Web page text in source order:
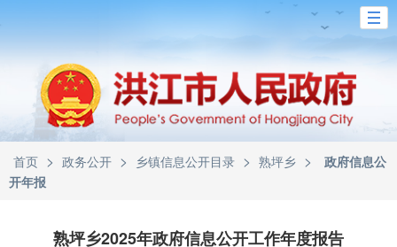
首页 > 政务公开 > 乡镇信息公开目录 > 熟坪乡 >
政府信息公
开年报
熟坪乡2025年政府信息公开工作年度报告